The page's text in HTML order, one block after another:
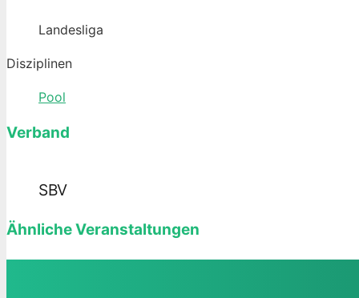
Landesliga
Disziplinen
Pool
Verband
SBV
Ähnliche Veranstaltungen